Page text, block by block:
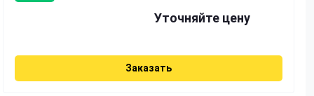
Уточняйте цену
Заказать